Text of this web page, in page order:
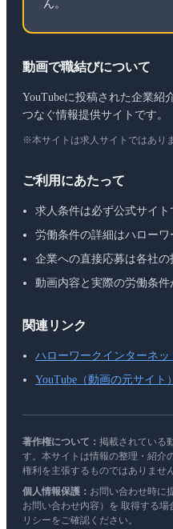
ん。
動画で職結びについて
YouTubeに投稿された企業紹
つなぐ情報提供サイトです。
※本サイトは求人サイトではあり
ご利用にあたって
求人条件は必ず公式サイト
労働条件の詳細はハロー
企業への直接応募は各社の
動画内容と実際の労働条
関連リンク
ハローワークインターネッ
YouTube（動画の元サイト）
著作権について： 掲載されている
す。本サイトは情報の整理・紹介
権利を主張するものではありません
個人情報保護： お問い合わせ時に
お問い合わせ内容）を 取得する
リシーをご確認ください。